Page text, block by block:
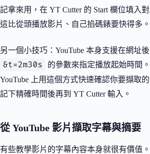
記拿來用，在 YT Cutter 的 Start 欄位填入
這比從頭播放影片、自己掐碼錶要快得多。
另一個小技巧：YouTube 本身支援在網址
&t=2m30s
的參數來指定播放起始時間
YouTube 上用這個方式快速確認你要擷取
記下精確時間後再到 YT Cutter 輸入。
從 YouTube 影片擷取字幕與摘要
有些教學影片的字幕內容本身就很有價值